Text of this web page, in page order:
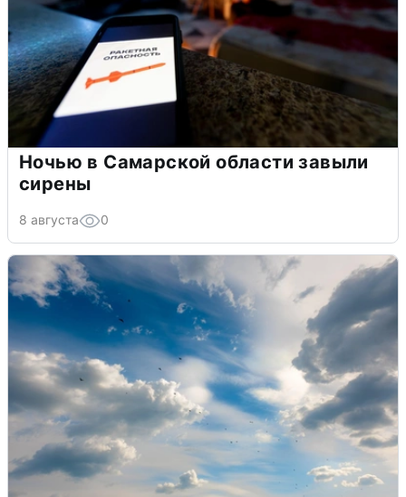
Ночью в Самарской области завыли
сирены
8 августа 0